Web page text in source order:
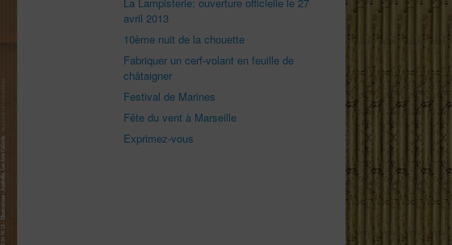
avril 2013
10ème nuit de la chouette
Fabriquer un cerf-volant en feuille de
châtaigner
Festival de Marines
Fête du vent à Marseille
Exprimez-vous